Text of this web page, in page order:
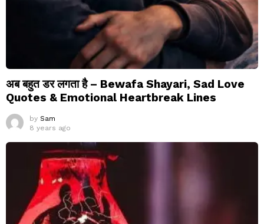
अब बहुत डर लगता है – Bewafa Shayari, Sad Love
Quotes & Emotional Heartbreak Lines
by Sam
8 years ago